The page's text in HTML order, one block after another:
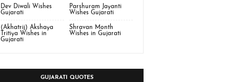
Dev Diwali Wishes
Gujarati
Parshuram Jayanti
Wishes Gujarati
(Akhatrij) Akshaya
Tritiya Wishes in
Gujarati
Shravan Month
Wishes in Gujarati
GUJARATI QUOTES